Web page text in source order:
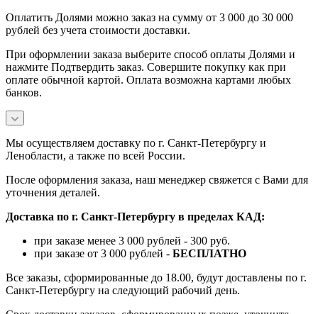
Оплатить Долями можно заказ на сумму от 3 000 до 30 000
рублей без учета стоимости доставки.
При оформлении заказа выберите способ оплаты Долями и
нажмите Подтвердить заказ. Совершите покупку как при
оплате обычной картой. Оплата возможна картами любых
банков.
Мы осуществляем доставку по г. Санкт-Петербургу и
Ленобласти, а также по всей России.
После оформления заказа, наш менеджер свяжется с Вами для
уточнения деталей.
Доставка по г. Санкт-Петербургу в пределах КАД:
при заказе менее 3 000 рублей - 300 руб.
при заказе от 3 000 рублей - БЕСПЛАТНО
Все заказы, сформированные до 18.00, будут доставлены по г.
Санкт-Петербургу на следующий рабочий день.